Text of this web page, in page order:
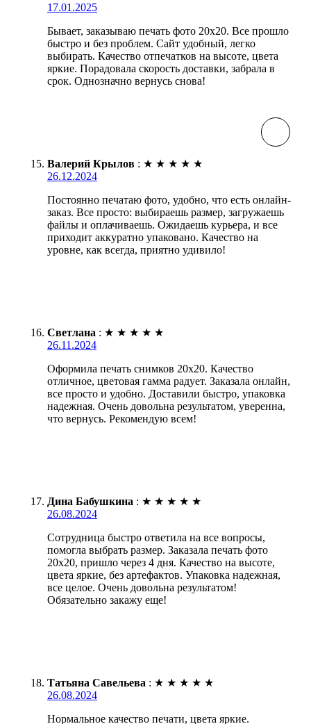
17.01.2025
Бывает, заказываю печать фото 20х20. Все прошло
быстро и без проблем. Сайт удобный, легко
выбирать. Качество отпечатков на высоте, цвета
яркие. Порадовала скорость доставки, забрала в
срок. Однозначно вернусь снова!
Валерий Крылов : ★ ★ ★ ★ ★
26.12.2024
Постоянно печатаю фото, удобно, что есть онлайн-
заказ. Все просто: выбираешь размер, загружаешь
файлы и оплачиваешь. Ожидаешь курьера, и все
приходит аккуратно упаковано. Качество на
уровне, как всегда, приятно удивило!
Светлана : ★ ★ ★ ★ ★
26.11.2024
Оформила печать снимков 20х20. Качество
отличное, цветовая гамма радует. Заказала онлайн,
все просто и удобно. Доставили быстро, упаковка
надежная. Очень довольна результатом, уверенна,
что вернусь. Рекомендую всем!
Дина Бабушкина : ★ ★ ★ ★ ★
26.08.2024
Сотрудница быстро ответила на все вопросы,
помогла выбрать размер. Заказала печать фото
20х20, пришло через 4 дня. Качество на высоте,
цвета яркие, без артефактов. Упаковка надежная,
все целое. Очень довольна результатом!
Обязательно закажу еще!
Татьяна Савельева : ★ ★ ★ ★ ★
26.08.2024
Нормальное качество печати, цвета яркие.